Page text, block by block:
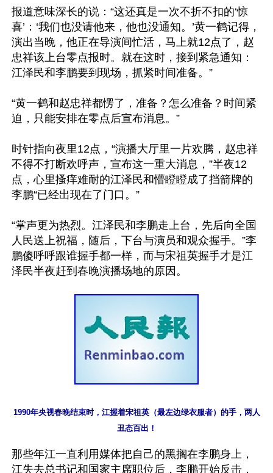
报道意味深长的说：“这还真是一次不折不扣的‘惊
喜’：‘我们也没请他来，他也没通知。’黄一鹤记得，
演出当晚，他正在导演间忙活，马上就12点了，赵
忠祥该上台零点报时。就在这时，接到紧急通知：
江泽民和李鹏要到现场，抓紧时间准备。”
“黄一鹤和赵忠祥都愣了，准备？怎么准备？时间紧
迫，只能安排在零点后宣布消息。”
时针指向夜里12点，“演播大厅里一片欢腾，赵忠祥
不得不打断欢呼声，宣布这一重大消息，”半夜12
点，心里搔痒难耐的江泽民和懵瞪瞪成了挡箭牌的
李鹏“已经出现在了门口。”
“掌声更为热烈。江泽民和李鹏走上台，先后向全国
人民送上祝福，随后，下台与演员和观众握手。”李
鹏傻呼呼跟谁握手都一样，而与宋祖英握手才是江
1990年央视春晚结束时，江握着宋祖英（最左边绿衣服者）的手，两人
丑态百出！
那些年江一直利用媒体把自己的黑搁在李鹏身上，
江失去总书记和国家主席职位后，李鹏开始反击，